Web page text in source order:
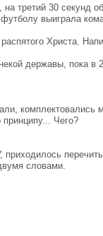
третий 30 секунд
выиграла
Христа.
державы, пока в
Чего?
словами.